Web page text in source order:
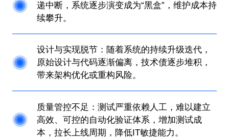
递中断，系统逐步演变成为“黑盒”，维护成本持
续攀升。
设计与实现脱节：随着系统的持续升级迭代，
原始设计与代码逐渐偏离，技术债逐步堆积，
带来架构优化或重构风险。
质量管控不足：测试严重依赖人工，难以建立
高效、可控的自动化验证体系，增加测试成
本，拉长上线周期，降低IT敏捷能力。